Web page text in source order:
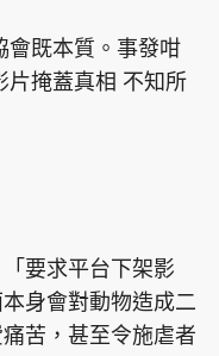
會既本質。事發咁
片掩蓋真相 不知所
要求平台下架影
身會對動物造成二
苦，甚至令施虐者